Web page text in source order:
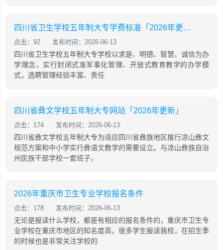
四川省卫生学校五年制大专学费标准「2026年更新」
点击：92 发布时间：2026-06-13
四川省卫生学校五年制大专学校以求是、明德、智慧、诚信为办
学理念，实行封闭式准军事化管理、开放式教育教学的办学模
式，选聘管理经验丰富、责任
四川省彝文学校五年制大专网站「2026年更新」
点击：174 发布时间：2026-06-13
四川省彝文学校五年制大专为适应四川省彝族地区推行凉山彝文
规范方案和中小学实行彝语文教学的需要设立。与凉山彝族自治
州民族干部学校一套班子，
2026年重庆市卫生专业学校报名条件
点击：178 发布时间：2026-06-13
无论是报读什么学校，都是有相应的报名条件的，重庆市卫生专
业学校在重庆市地区的知名度高，很多学生报读我校，在招生季
的时候也是非常关注学校的